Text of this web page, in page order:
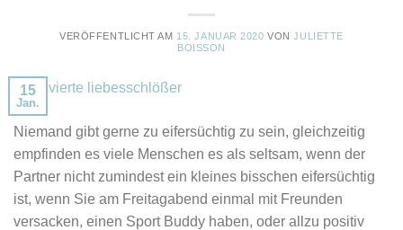
VERÖFFENTLICHT AM 15. JANUAR 2020 VONJULIETTE
BOISSON
15
Jan.
Niemand gibt gerne zu eifersüchtig zu sein, gleichzeitig
empfinden es viele Menschen es als seltsam, wenn der
Partner nicht zumindest ein kleines bisschen eifersüchtig
ist, wenn Sie am Freitagabend einmal mit Freunden
versacken, einen Sport Buddy haben, oder allzu positiv